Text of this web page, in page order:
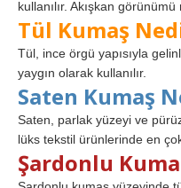
kullanılır. Akışkan
Tül Kumaş
Tül, ince örgü yapısıyla
yaygın olarak kullanılır.
Saten Kumaş
Saten, parlak yüzeyi ve
lüks tekstil ürünlerinde en
Şardonlu